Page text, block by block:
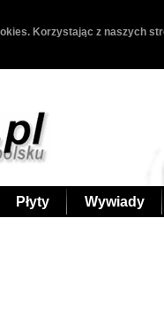
Korzystając z naszych
Płyty Wywiady